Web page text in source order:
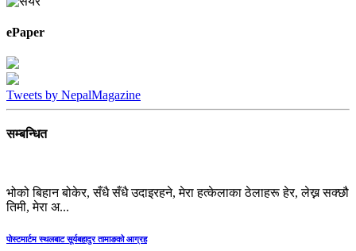
ePaper
Tweets by NepalMagazine
सम्बन्धित
भोको बिहान बोकेर, सँधै सँधै उदाइरहने, मेरा हत्केलाका ठेलाहरू हेर, लेख्न सक्छौ
तिमी, मेरा अ...
पोस्टमार्टम स्थलबाट सूर्यबहादुर तामाङको आग्रह